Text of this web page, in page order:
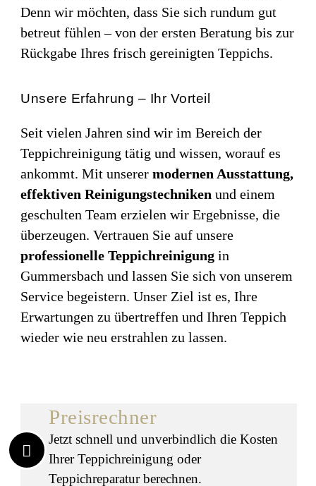
Denn wir möchten, dass Sie sich rundum gut
betreut fühlen – von der ersten Beratung bis zur
Rückgabe Ihres frisch gereinigten Teppichs.
Unsere Erfahrung – Ihr Vorteil
Seit vielen Jahren sind wir im Bereich der
Teppichreinigung tätig und wissen, worauf es
ankommt. Mit unserer modernen Ausstattung,
effektiven Reinigungstechniken und einem
geschulten Team erzielen wir Ergebnisse, die
überzeugen. Vertrauen Sie auf unsere
professionelle Teppichreinigung in
Gummersbach und lassen Sie sich von unserem
Service begeistern. Unser Ziel ist es, Ihre
Erwartungen zu übertreffen und Ihren Teppich
wieder wie neu erstrahlen zu lassen.
Preisrechner
Jetzt schnell und unverbindlich die Kosten
Ihrer Teppichreinigung oder
Teppichreparatur berechnen.